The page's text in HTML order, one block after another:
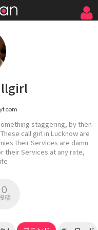
staggering, by then
call girl in Lucknow are
their Services are damn
their Services at any rate,
0
稿